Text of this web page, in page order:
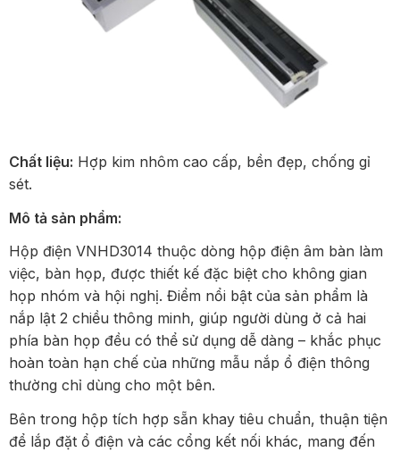
Chất liệu: Hợp kim nhôm cao cấp, bền đẹp, chống gỉ
sét.
Mô tả sản phẩm:
Hộp điện VNHD3014 thuộc dòng hộp điện âm bàn làm
việc, bàn họp, được thiết kế đặc biệt cho không gian
họp nhóm và hội nghị. Điểm nổi bật của sản phẩm là
nắp lật 2 chiều thông minh, giúp người dùng ở cả hai
phía bàn họp đều có thể sử dụng dễ dàng – khắc phục
hoàn toàn hạn chế của những mẫu nắp ổ điện thông
thường chỉ dùng cho một bên.
Bên trong hộp tích hợp sẵn khay tiêu chuẩn, thuận tiện
để lắp đặt ổ điện và các cổng kết nối khác, mang đến